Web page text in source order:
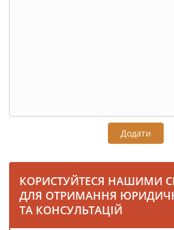
Додати
КОРИСТУЙТЕСЯ НАШИМИ
ДЛЯ ОТРИМАННЯ
ТА КОНСУЛЬТАЦІЙ